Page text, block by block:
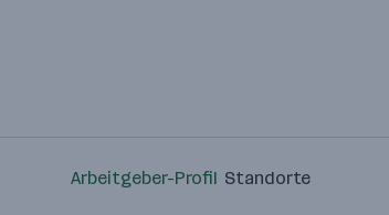
Arbeitgeber-Profil Standorte